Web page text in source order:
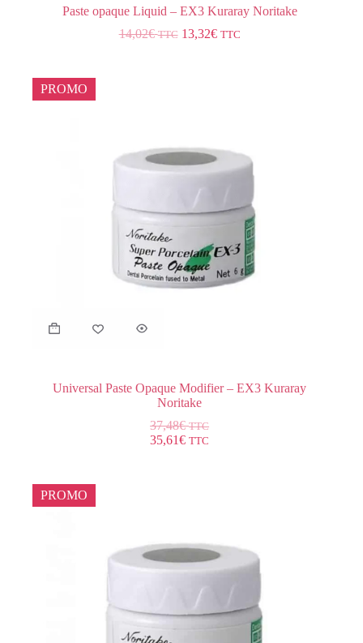
Paste opaque Liquid – EX3 Kuraray Noritake
14,02€ TTC 13,32€ TTC
PROMO
Universal Paste Opaque Modifier – EX3 Kuraray
Noritake
37,48€ TTC
35,61€ TTC
PROMO